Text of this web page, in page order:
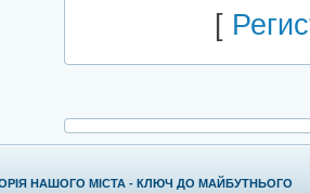
[
НАШОГО МІСТА - КЛЮЧ ДО МАЙБУТНЬОГО